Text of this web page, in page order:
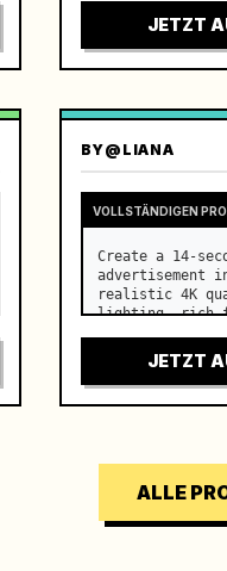
sparkles. …
JETZT
BY@LIANA
VOLLSTÄNDIGEN
Create a 14-
advertisement
realistic 4K
lighting, rich
JETZT
ALLE